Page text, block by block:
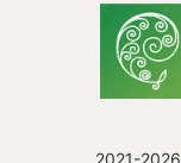
を拭い、現在の
た。 気がつくと
けていたグラボ
よりシミュレー
て、このような
2021-